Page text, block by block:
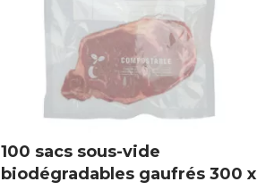
100 sacs sous-vide
biodégradables gaufrés 300 x